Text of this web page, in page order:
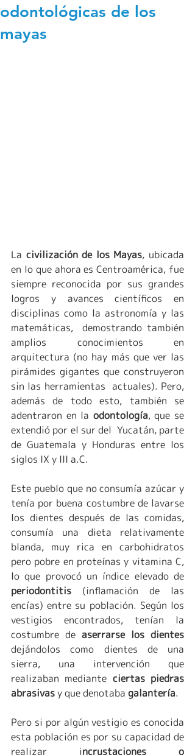
odontológicas de los
mayas
La civilización de los Mayas, ubicada
en lo que ahora es Centroamérica, fue
siempre reconocida por sus grandes
logros y avances científicos en
disciplinas como la astronomía y las
matemáticas,  demostrando también
amplios conocimientos en
arquitectura (no hay más que ver las
pirámides gigantes que construyeron
sin las herramientas  actuales). Pero,
además de todo esto, también se
adentraron en la odontología, que se
extendió por el sur del  Yucatán, parte
de Guatemala y Honduras entre los
siglos IX y III a.C.
Este pueblo que no consumía azúcar y
tenía por buena costumbre de lavarse
los dientes después de las comidas,
consumía una dieta relativamente
blanda, muy rica en carbohidratos
pero pobre en proteínas y vitamina C,
periodontitis (inflamación de las
encías) entre su población. Según los
vestigios encontrados, tenían la
costumbre de aserrarse los dientes
dejándolos como dientes de una
sierra, una intervención que
realizaban mediante ciertas piedras
abrasivas y que denotaba galantería.
Pero si por algún vestigio es conocida
esta población es por su capacidad de
realizar incrustaciones o